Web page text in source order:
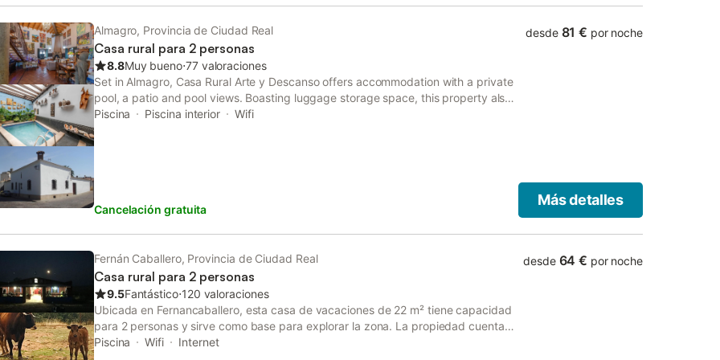
Almagro, Provincia de Ciudad Real
Casa rural para 2 personas
8.8Muy bueno⋅77 valoraciones
Set in Almagro, Casa Rural Arte y Descanso offers accommodation with a private
pool, a patio and pool views. Boasting luggage storage space, this property also
provides guests with a sun terrace.
Piscina Piscina interior Wifi
Cancelación gratuita
desde 81 € por noche
Más detalles
Fernán Caballero, Provincia de Ciudad Real
Casa rural para 2 personas
9.5Fantástico⋅120 valoraciones
Ubicada en Fernancaballero, esta casa de vacaciones de 22 m² tiene capacidad
para 2 personas y sirve como base para explorar la zona. La propiedad cuenta
con un dormitorio con una cama grande king-size, un baño y una cocina
Piscina Wifi Internet
desde 64 € por noche